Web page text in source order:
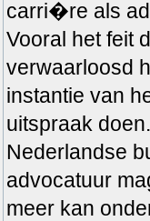
carri�re als
Vooral het feit
verwaarloosd
instantie van
uitspraak
Nederlandse
advocatuur
meer kan